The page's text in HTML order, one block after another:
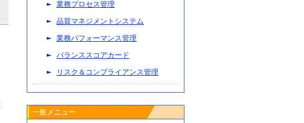
業務プロセス管理
品質マネジメントシステム
業務パフォーマンス管理
バランススコアカード
リスク＆コンプライアンス管理
一般メニュー